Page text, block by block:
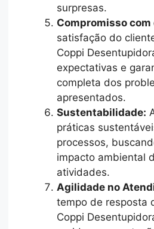
surpresas.
Compromisso com
satisfação do
Coppi
expectativas e
completa dos
apresentados.
Sustentabilidade:
práticas
processos,
impacto ambiental
atividades.
Agilidade no
tempo de resposta
Coppi